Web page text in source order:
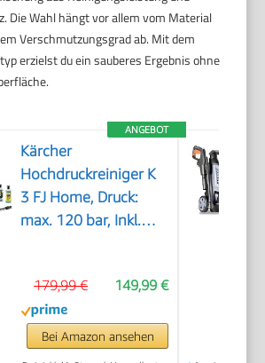
Die Wahl hängt vor allem vom Material
Verschmutzungsgrad ab. Mit dem
erzielst du ein sauberes Ergebnis ohne
ANGEBOT
Kärcher
Hochdruckreiniger K
3 FJ Home, Druck:
max. 120 bar, Inkl.
und höchste
Schmutzlösekraft &
HomeKit, gelb
149,99 €
179,99 €
Bei Amazon ansehen